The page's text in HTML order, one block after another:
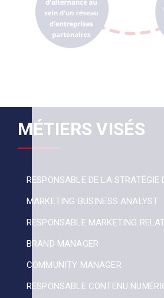
MÉTIERS VISÉS
RESPONSABLE DE LA STRATÉGIE
MARKETING BUSINESS ANALYST
RESPONSABLE MARKETING
BRAND MANAGER
COMMUNITY MANAGER
RESPONSABLE CONTENU